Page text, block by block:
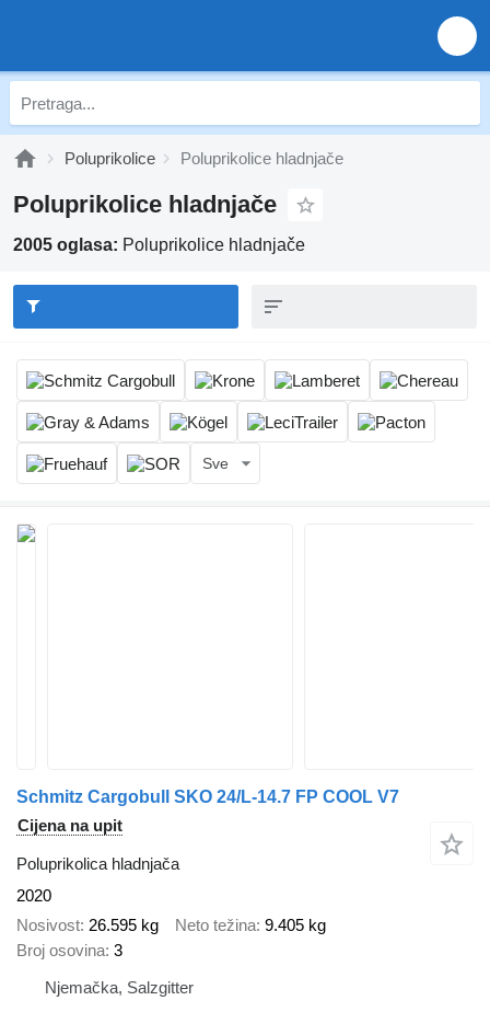
Poluprikolice Poluprikolice hladnjače
Poluprikolice hladnjače
2005 oglasa: Poluprikolice hladnjače
Sve
Schmitz Cargobull SKO 24/L-14.7 FP COOL V7
Cijena na upit
Poluprikolica hladnjača
2020
Nosivost 26.595 kg Neto težina 9.405 kg
Broj osovina 3
Njemačka, Salzgitter